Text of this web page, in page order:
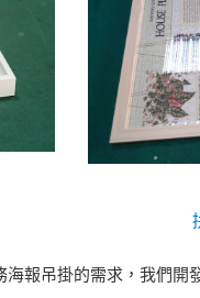
報吊掛的需求，我們開